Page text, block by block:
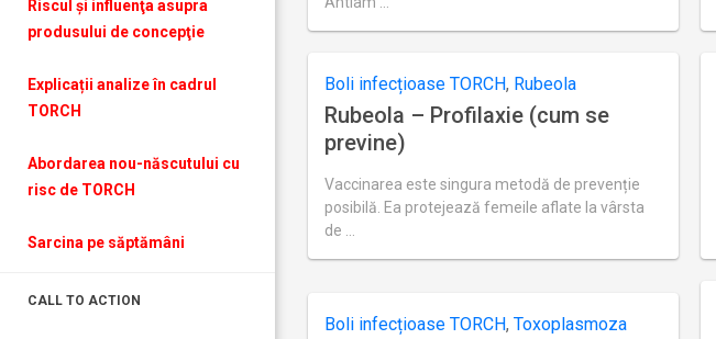
Riscul şi influenţa asupra
produsului de concepţie
Explicații analize în cadrul
TORCH
Abordarea nou-născutului cu
risc de TORCH
Sarcina pe săptămâni
CALL TO ACTION
2018
Boli infecțioase TORCH, Rubeola
Rubeola – Profilaxie (cum se
previne)
Vaccinarea este singura metodă de prevenție
posibilă. Ea protejează femeile aflate la vârsta
de …
2018
Boli infecțioase TORCH, Toxoplasmoza